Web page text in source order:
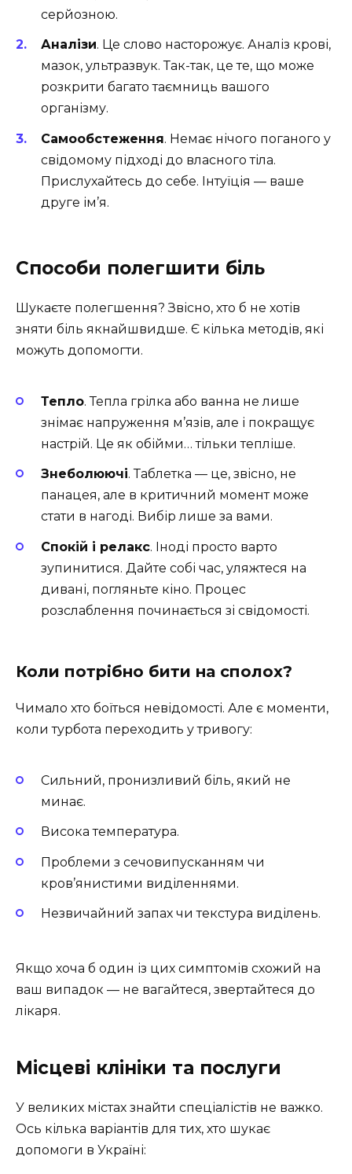
серйозною.
Аналізи. Це слово насторожує. Аналіз крові,
мазок, ультразвук. Так-так, це те, що може
розкрити багато таємниць вашого
організму.
Самообстеження. Немає нічого поганого у
свідомому підході до власного тіла.
Прислухайтесь до себе. Інтуїція — ваше
друге ім’я.
Способи полегшити біль
Шукаєте полегшення? Звісно, хто б не хотів
зняти біль якнайшвидше. Є кілька методів, які
можуть допомогти.
Тепло. Тепла грілка або ванна не лише
знімає напруження м’язів, але і покращує
настрій. Це як обійми… тільки тепліше.
Знеболюючі. Таблетка — це, звісно, не
панацея, але в критичний момент може
стати в нагоді. Вибір лише за вами.
Спокій і релакс. Іноді просто варто
зупинитися. Дайте собі час, уляжтеся на
дивані, погляньте кіно. Процес
розслаблення починається зі свідомості.
Коли потрібно бити на сполох?
Чимало хто боїться невідомості. Але є моменти,
коли турбота переходить у тривогу:
Сильний, пронизливий біль, який не
минає.
Висока температура.
Проблеми з сечовипусканням чи
кров’янистими виділеннями.
Незвичайний запах чи текстура виділень.
Якщо хоча б один із цих симптомів схожий на
ваш випадок — не вагайтеся, звертайтеся до
лікаря.
Місцеві клініки та послуги
У великих містах знайти спеціалістів не важко.
Ось кілька варіантів для тих, хто шукає
допомоги в Україні: